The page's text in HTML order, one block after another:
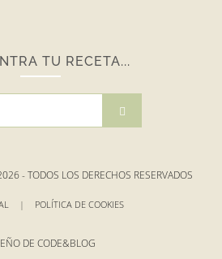
TU RECETA...
- TODOS LOS DERECHOS RESERVADOS
| POLÍTICA DE COOKIES
DE CODE&BLOG